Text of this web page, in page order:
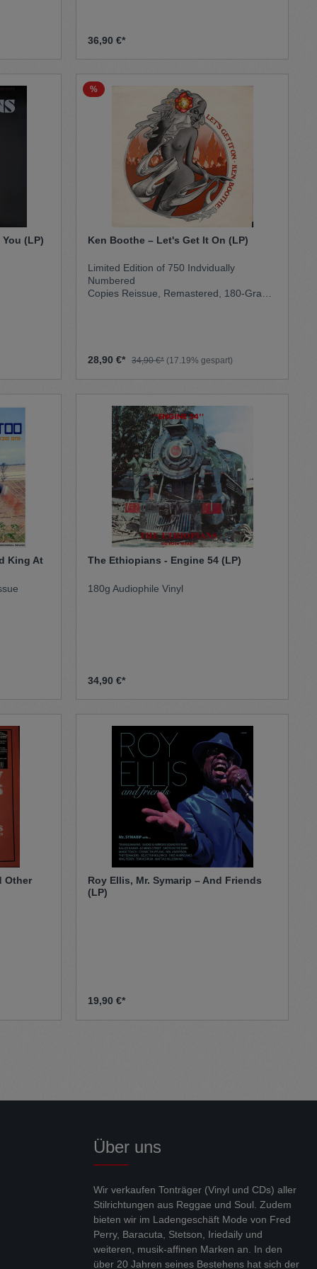
Labels.
36,90 €*
The Utopians – Look Around You (LP)
%
Ken Boothe – Let's Get It On (LP)
Limited Edition of 750 Indvidually
Numbered
Copies Reissue, Remastered, 180-Gram
28,90 €* 34,90 €* (17.19% gespart)
King At
The Ethiopians - Engine 54 (LP)
180g Audiophile Vinyl
34,90 €*
Other
Roy Ellis, Mr. Symarip – And Friends
(LP)
19,90 €*
Über uns
Wir verkaufen Tonträger (Vinyl und CDs) aller
Stilrichtungen aus Reggae und Soul. Zudem
bieten wir im Ladengeschäft Mode von Fred
Perry, Baracuta, Stetson, Iriedaily und
weiteren, musik-affinen Marken an. In den
über 20 Jahren seines Bestehens hat sich der